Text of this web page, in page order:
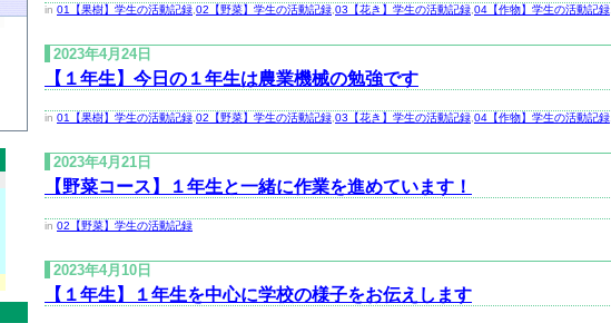
in 01【果樹】学生の活動記録 02【野菜】学生の活動記録 03【花き】学生の活動記録 04【作物】学生の活動記録
2023年4月24日
【１年生】今日の１年生は農業機械の勉強です
in 01【果樹】学生の活動記録 02【野菜】学生の活動記録 03【花き】学生の活動記録 04【作物】学生の活動記録
2023年4月21日
【野菜コース】１年生と一緒に作業を進めています！
in 02【野菜】学生の活動記録
2023年4月10日
【１年生】１年生を中心に学校の様子をお伝えします